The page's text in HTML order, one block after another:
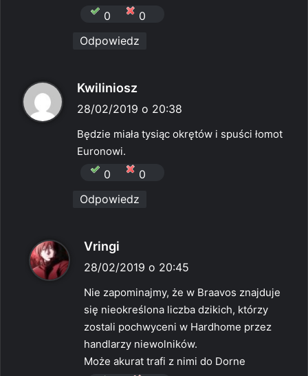
0
0
Odpowiedz
Kwiliniosz
28/02/2019 o 20:38
Będzie miała tysiąc okrętów i spuści łomot
Euronowi.
0
0
Odpowiedz
Vringi
i
z
e
:
28/02/2019 o 20:45
Nie zapominajmy, że w Braavos znajduje
się nieokreślona liczba dzikich, którzy
zostali pochwyceni w Hardhome przez
handlarzy niewolników.
Może akurat trafi z nimi do Dorne